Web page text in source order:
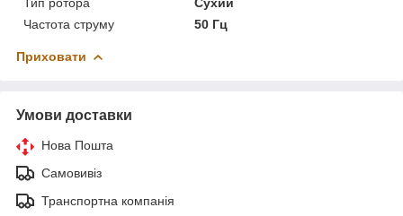
Частота струму
50 Гц
Приховати
Умови доставки
Нова Пошта
Самовивіз
Транспортна компанія